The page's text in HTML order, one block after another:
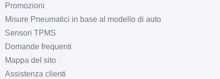
Promozioni
Misure Pneumatici in base al modello di auto
Sensori TPMS
Domande frequenti
Mappa del sito
Assistenza clienti